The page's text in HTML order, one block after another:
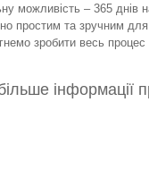
можливість – 365 днів
простим та зручним
зробити весь
інформації